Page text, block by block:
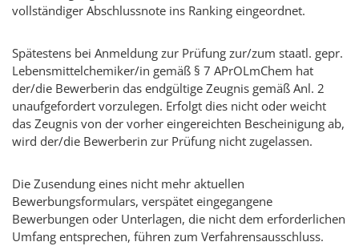
vollständiger Abschlussnote ins Ranking eingeordnet.
Spätestens bei Anmeldung zur Prüfung zur/zum staatl. gepr.
Lebensmittelchemiker/in gemäß § 7 APrOLmChem hat
der/die Bewerberin das endgültige Zeugnis gemäß Anl. 2
unaufgefordert vorzulegen. Erfolgt dies nicht oder weicht
das Zeugnis von der vorher eingereichten Bescheinigung ab,
wird der/die Bewerberin zur Prüfung nicht zugelassen.
Die Zusendung eines nicht mehr aktuellen
Bewerbungsformulars, verspätet eingegangene
Bewerbungen oder Unterlagen, die nicht dem erforderlichen
Umfang entsprechen, führen zum Verfahrensausschluss.